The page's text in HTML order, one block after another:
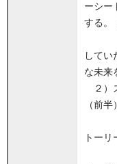
ーシー
する。
※前
して
な未来
２）
（前
その
トー
キー